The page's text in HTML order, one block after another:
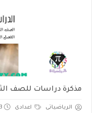
مذكرة دراسات للصف
الرياضياتى اعدادى 03